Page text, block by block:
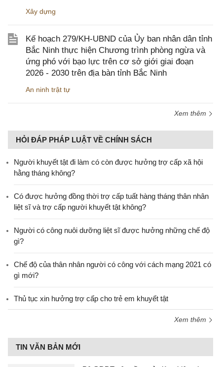
Xây dựng
Kế hoạch 279/KH-UBND của Ủy ban nhân dân tỉnh
Bắc Ninh thực hiện Chương trình phòng ngừa và
ứng phó với bạo lực trên cơ sở giới giai đoạn
2026 - 2030 trên địa bàn tỉnh Bắc Ninh
An ninh trật tự
Xem thêm
HỎI ĐÁP PHÁP LUẬT VỀ CHÍNH SÁCH
Người khuyết tật đi làm có còn được hưởng trợ cấp xã hội
hằng tháng không?
​Có được hưởng đồng thời trợ cấp tuất hàng tháng thân nhân
liệt sĩ và trợ cấp người khuyết tật không?
Người có công nuôi dưỡng liệt sĩ được hưởng những chế độ
gì?
Chế độ của thân nhân người có công với cách mạng 2021 có
gì mới?
Thủ tục xin hưởng trợ cấp cho trẻ em khuyết tật
Xem thêm
TIN VĂN BẢN MỚI